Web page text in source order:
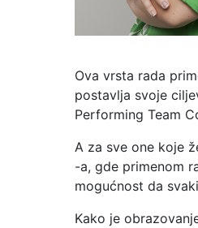
Ova vrsta rada
postavlja svoje
Performing Team
A za sve one koje
-a, gde primenom
mogućnost da
Kako je